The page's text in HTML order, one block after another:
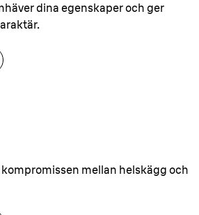
dina egenskaper och ger
mellan helskägg och